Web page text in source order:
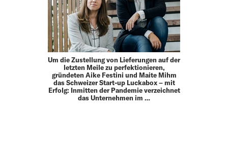
Um die Zustellung von Lieferungen auf der
letzten Meile zu perfektionieren,
gründeten Aike Festini und Maite Mihm
das Schweizer Start-up Luckabox – mit
Erfolg: Inmitten der Pandemie verzeichnet
das Unternehmen im …